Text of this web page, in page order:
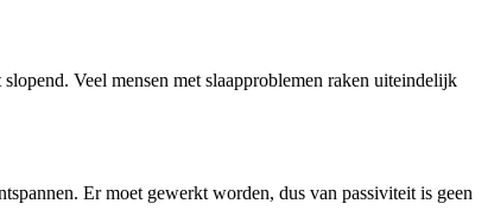
Veel mensen met slaapproblemen raken uiteindelijk
Er moet gewerkt worden, dus van passiviteit is geen